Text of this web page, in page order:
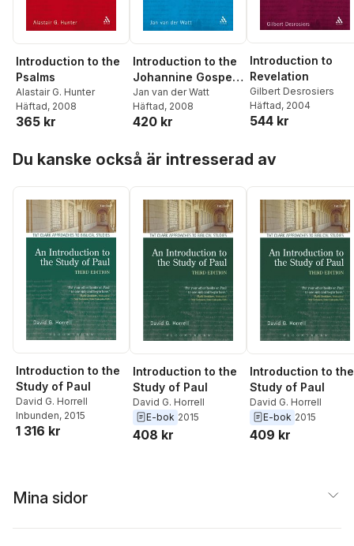
Introduction to the
Psalms
Alastair G. Hunter
Häftad, 2008
365 kr
Introduction to the
Johannine Gospel
and Letters
Jan van der Watt
Häftad, 2008
420 kr
Introduction to
Revelation
Gilbert Desrosiers
Häftad, 2004
544 kr
Du kanske också är intresserad av
Introduction to the
Study of Paul
David G. Horrell
Inbunden, 2015
1 316 kr
Introduction to the
Study of Paul
David G. Horrell
E-bok 2015
408 kr
Introduction to the
Study of Paul
David G. Horrell
E-bok 2015
409 kr
Mina sidor